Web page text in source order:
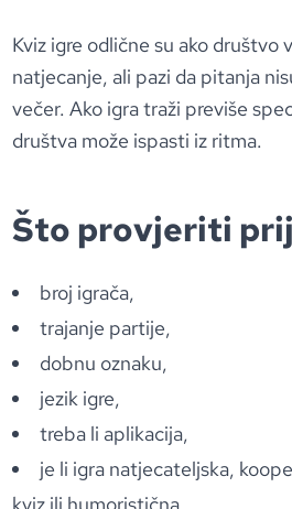
Kviz igre odlične su ako društvo
natjecanje, ali pazi da pitanja
večer. Ako igra traži previše
društva može ispasti iz ritma.
Što provjeriti
broj igrača,
trajanje partije,
dobnu oznaku,
jezik igre,
treba li aplikacija,
je li igra natjecateljska,